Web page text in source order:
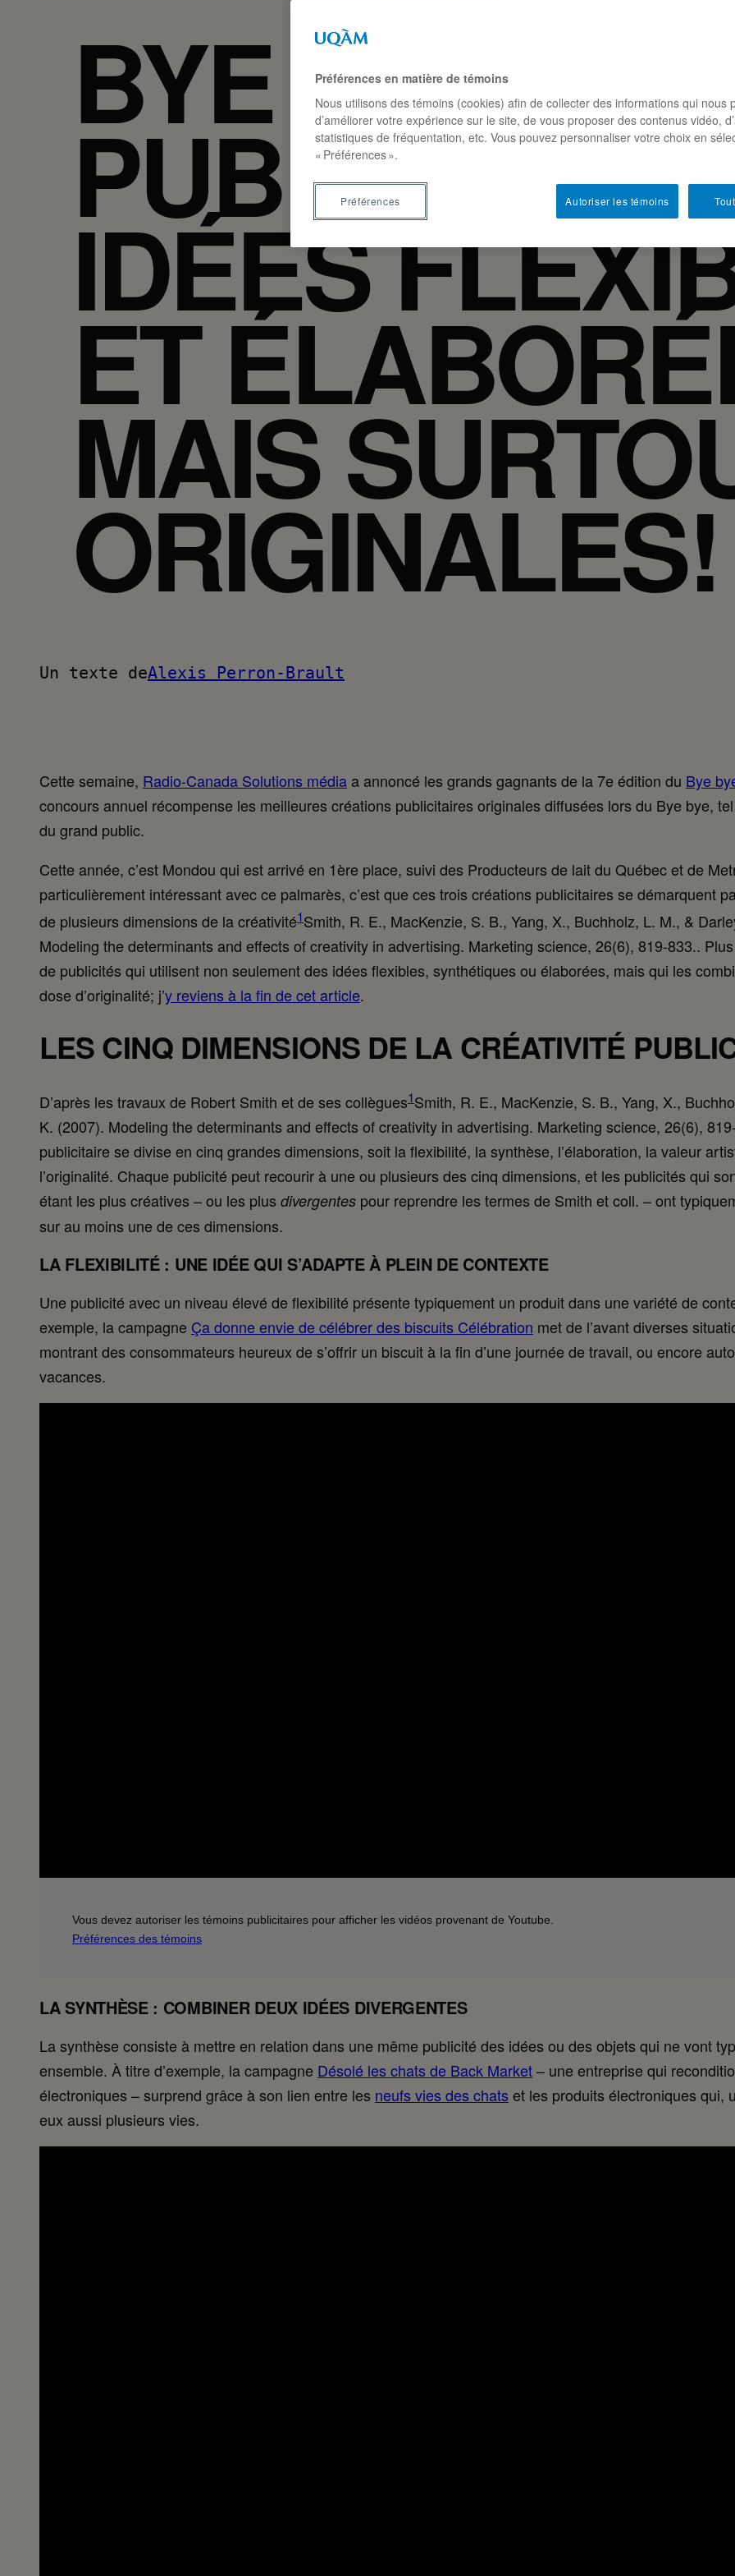
BYE BYE DE
PUB 2024 :
IDÉES
ET
MAIS
ORIGINALES!
Un texte deAlexis Perron-Brault
Cette semaine, Radio-Canada Solutions média a annoncé les grands gagnants de la 7e édition du Bye
concours annuel récompense les meilleures créations publicitaires originales diffusées lors du Bye bye,
du grand public.
Cette année, c’est Mondou qui est arrivé en 1ère place, suivi des Producteurs de lait du Québec et de
particulièrement intéressant avec ce palmarès, c’est que ces trois créations publicitaires se démarquent
de plusieurs dimensions de la créativité1Smith, R. E., MacKenzie, S. B., Yang, X., Buchholz, L. M., &
Modeling the determinants and effects of creativity in advertising. Marketing science, 26(6), 819-833..
de publicités qui utilisent non seulement des idées flexibles, synthétiques ou élaborées, mais qui les
dose d’originalité; j’y reviens à la fin de cet article.
LES CINQ DIMENSIONS DE LA CRÉATIVITÉ
D’après les travaux de Robert Smith et de ses collègues1Smith, R. E., MacKenzie, S. B., Yang, X.,
K. (2007). Modeling the determinants and effects of creativity in advertising. Marketing science, 26(6),
publicitaire se divise en cinq grandes dimensions, soit la flexibilité, la synthèse, l’élaboration, la valeur
l’originalité. Chaque publicité peut recourir à une ou plusieurs des cinq dimensions, et les publicités qui
étant les plus créatives – ou les plus divergentes pour reprendre les termes de Smith et coll. – ont
sur au moins une de ces dimensions.
LA FLEXIBILITÉ : UNE IDÉE QUI S’ADAPTE À PLEIN DE CONTEXTE
Une publicité avec un niveau élevé de flexibilité présente typiquement un produit dans une variété de
exemple, la campagne Ça donne envie de célébrer des biscuits Célébration met de l’avant diverses
montrant des consommateurs heureux de s’offrir un biscuit à la fin d’une journée de travail, ou encore
vacances.
Vous devez autoriser les témoins publicitaires pour afficher les vidéos provenant de Youtube.
Préférences des témoins
LA SYNTHÈSE : COMBINER DEUX IDÉES DIVERGENTES
La synthèse consiste à mettre en relation dans une même publicité des idées ou des objets qui ne vont
ensemble. À titre d’exemple, la campagne Désolé les chats de Back Market– une entreprise qui
électroniques – surprend grâce à son lien entre les neufs vies des chats et les produits électroniques qui,
eux aussi plusieurs vies.
Préférences en matière de témoins
Nous utilisons des témoins (cookies) afin de collecter des informations qui nous
d’améliorer votre expérience sur le site, de vous proposer des contenus vidéo,
statistiques de fréquentation, etc. Vous pouvez personnaliser votre choix en
« Préférences ».
Autoriser les témoins
Préférences